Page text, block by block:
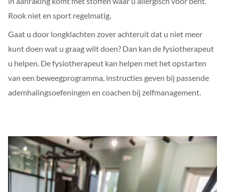
Rook niet en sport regelmatig.
Gaat u door longklachten zover achteruit dat u niet meer
kunt doen wat u graag wilt doen? Dan kan de fysiotherapeut
u helpen. De fysiotherapeut kan helpen met het opstarten
van een beweegprogramma, instructies geven bij passende
ademhalingsoefeningen en coachen bij zelfmanagement.